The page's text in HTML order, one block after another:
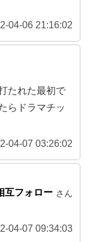
04-06 21:16:02
たれた最初で
らドラマチッ
04-07 03:26:02
互フォロー さん
04-07 09:34:03